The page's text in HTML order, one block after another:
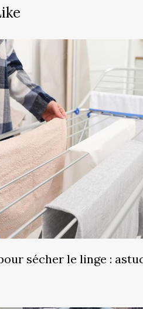
sécher le linge :